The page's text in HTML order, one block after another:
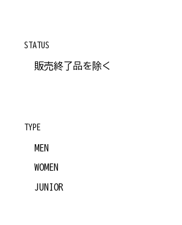
STATUS
販売終了品を除く
TYPE
MEN
WOMEN
JUNIOR